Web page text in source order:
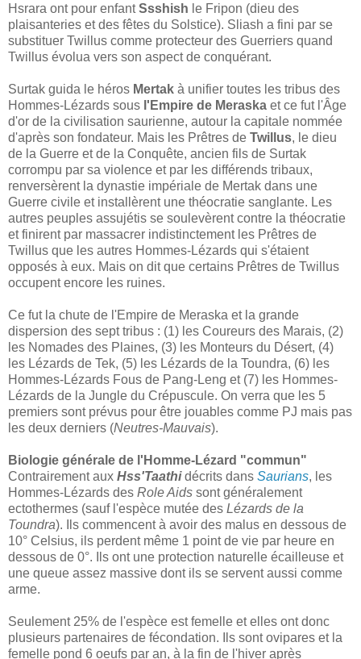
Hsrara ont pour enfantSsshish le Fripon (dieu des
plaisanteries et des fêtes du Solstice). Sliash a fini par se
substituer Twillus comme protecteur des Guerriers quand
Twillus évolua vers son aspect de conquérant.
Surtak guida le héros Mertak à unifier toutes les tribus des
Hommes-Lézards sous l'Empire de Meraska et ce fut l'Âge
d'or de la civilisation saurienne, autour la capitale nommée
d'après son fondateur. Mais les Prêtres de Twillus, le dieu
de la Guerre et de la Conquête, ancien fils de Surtak
corrompu par sa violence et par les différends tribaux,
renversèrent la dynastie impériale de Mertak dans une
Guerre civile et installèrent une théocratie sanglante. Les
autres peuples assujétis se soulevèrent contre la théocratie
et finirent par massacrer indistinctement les Prêtres de
Twillus que les autres Hommes-Lézards qui s'étaient
opposés à eux. Mais on dit que certains Prêtres de Twillus
occupent encore les ruines.
Ce fut la chute de l'Empire de Meraska et la grande
dispersion des sept tribus : (1) les Coureurs des Marais, (2)
les Nomades des Plaines, (3) les Monteurs du Désert, (4)
les Lézards de Tek, (5) les Lézards de la Toundra, (6) les
Hommes-Lézards Fous de Pang-Leng et (7) les Hommes-
Lézards de la Jungle du Crépuscule. On verra que les 5
premiers sont prévus pour être jouables comme PJ mais pas
les deux derniers (Neutres-Mauvais).
Biologie générale de l'Homme-Lézard "commun"
Contrairement aux Hss'Taathidécrits dans Saurians, les
Hommes-Lézards des Role Aids sont généralement
ectothermes (sauf l'espèce mutée des Lézards de la
Toundra). Ils commencent à avoir des malus en dessous de
10° Celsius, ils perdent même 1 point de vie par heure en
dessous de 0°. Ils ont une protection naturelle écailleuse et
une queue assez massive dont ils se servent aussi comme
arme.
Seulement 25% de l'espèce est femelle et elles ont donc
plusieurs partenaires de fécondation. Ils sont ovipares et la
femelle pond 6 oeufs par an, à la fin de l'hiver après